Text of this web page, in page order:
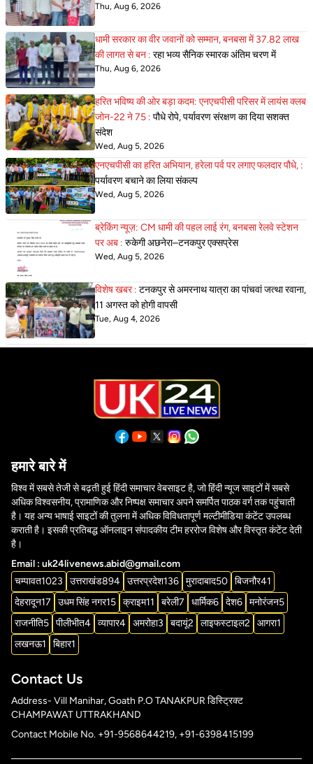
Thu, Aug 6, 2026
धामी सरकार का वीर जवानों को सम्मान, बनबसा में 37.82 लाख
की लागत से बन : रहा भव्य सैनिक स्मारक अंतिम चरण में
Thu, Aug 6, 2026
हरित भविष्य की ओर बड़ा कदम: एनएचपीसी परिसर में लायंस क्लब
जोन-22 ने 75 : पौधे रोपे, पर्यावरण संरक्षण का दिया सशक्त
संदेश
Wed, Aug 5, 2026
एनएचपीसी का हरित अभियान, हरेला पर्व पर लगाए फलदार पौधे, :
पर्यावरण बचाने का लिया संकल्प
Wed, Aug 5, 2026
ब्रेकिंग न्यूज़: CM धामी की पहल लाई रंग, बनबसा रेलवे स्टेशन
पर अब : रुकेगी अछनेरा–टनकपुर एक्सप्रेस
Wed, Aug 5, 2026
विशेष खबर : टनकपुर से अमरनाथ यात्रा का पांचवां जत्था रवाना,
11 अगस्त को होगी वापसी
Tue, Aug 4, 2026
हमारे बारे में
विश्व में सबसे तेजी से बढ़ती हुई हिंदी समाचार वेबसाइट है, जो हिंदी न्यूज साइटों में सबसे
अधिक विश्वसनीय, प्रामाणिक और निष्पक्ष समाचार अपने समर्पित पाठक वर्ग तक पहुंचाती
है। यह अन्य भाषाई साइटों की तुलना में अधिक विविधतापूर्ण मल्टीमीडिया कंटेंट उपलब्ध
कराती है। इसकी प्रतिबद्ध ऑनलाइन संपादकीय टीम हररोज विशेष और विस्तृत कंटेंट देती
है।
Email : uk24livenews.abid@gmail.com
चम्पावत1023 उत्तराखंड894 उत्तरप्रदेश136 मुरादाबाद50 बिजनौर41
देहरादून17 उधम सिंह नगर15 क्राइम11 बरेली7 धार्मिक6 देश6 मनोरंजन5
राजनीति5 पीलीभीत4 व्यापार4 अमरोहा3 बदायूं2 लाइफस्टाइल2 आगरा1
लखनऊ1 बिहार1
Contact Us
Address- Vill Manihar, Goath P.O TANAKPUR डिस्ट्रिक्ट
CHAMPAWAT UTTRAKHAND
Contact Mobile No. +91-9568644219, +91-6398415199